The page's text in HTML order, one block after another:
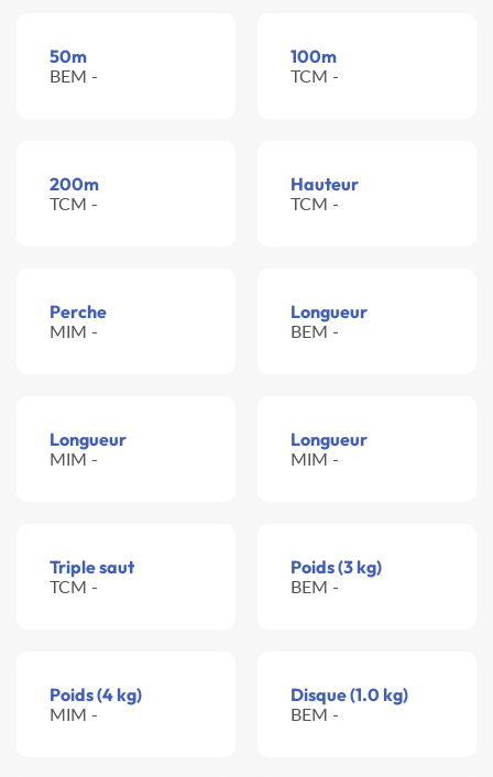
50m
BEM -
100m
TCM -
200m
TCM -
Hauteur
TCM -
Perche
MIM -
Longueur
BEM -
Longueur
MIM -
Longueur
MIM -
Triple saut
TCM -
Poids (3 kg)
BEM -
Poids (4 kg)
MIM -
Disque (1.0 kg)
BEM -